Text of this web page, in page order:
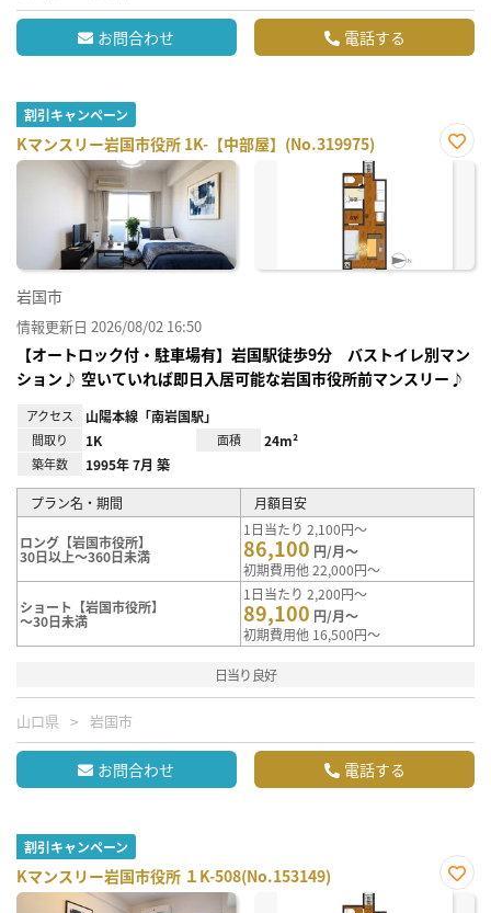
お問合わせ 電話する
割引キャンペーン
Kマンスリー岩国市役所 1K-【中部屋】(No.319975)
お気
岩国市
情報更新日 2026/08/02 16:50
【オートロック付・駐車場有】岩国駅徒歩9分 バストイレ別マン
ション♪ 空いていれば即日入居可能な岩国市役所前マンスリー♪
アクセス 山陽本線「南岩国駅」
間取り 1K 面積 24m²
築年数 1995年 7月 築
プラン名・期間 月額目安
ロング【岩国市役所】
30日以上～360日未満
1日当たり 2,100円～
86,100 円/月～
初期費用他 22,000円～
ショート【岩国市役所】
～30日未満
1日当たり 2,200円～
89,100 円/月～
初期費用他 16,500円～
日当り良好
山口県 岩国市
お問合わせ 電話する
割引キャンペーン
Kマンスリー岩国市役所 １K-508(No.153149)
お気